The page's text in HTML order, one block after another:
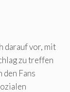
darauf vor, mit
zu treffen
den Fans